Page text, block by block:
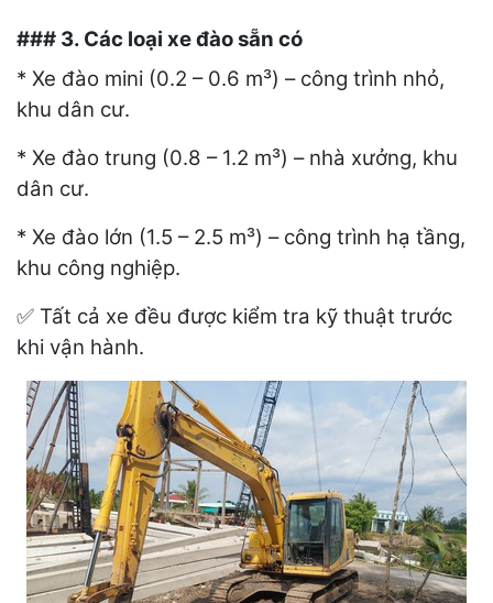
### 3. Các loại xe đào sẵn có
* Xe đào mini (0.2 – 0.6 m³) – công trình nhỏ,
khu dân cư.
* Xe đào trung (0.8 – 1.2 m³) – nhà xưởng, khu
dân cư.
* Xe đào lớn (1.5 – 2.5 m³) – công trình hạ tầng,
khu công nghiệp.
✅ Tất cả xe đều được kiểm tra kỹ thuật trước
khi vận hành.